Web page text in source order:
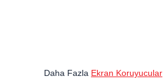
Daha Fazla Ekran Koruyucular